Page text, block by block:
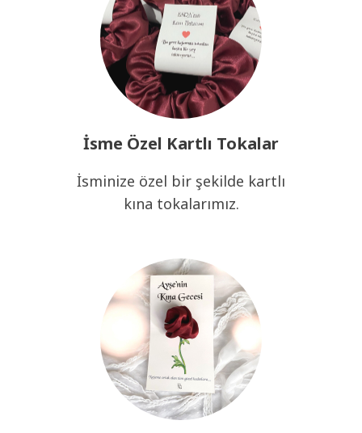
İsme Özel Kartlı Tokalar
İsminize özel bir şekilde kartlı
kına tokalarımız.